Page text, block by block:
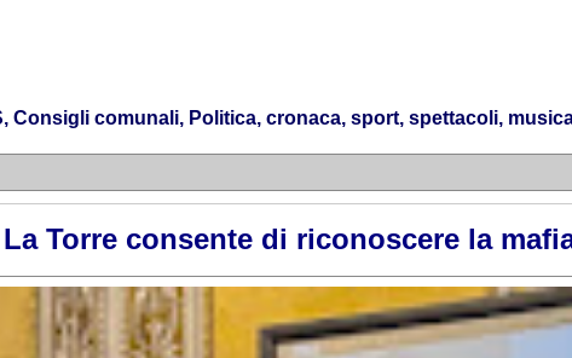
Consigli comunali, Politica, cronaca, sport, spettacoli,
Torre consente di riconoscere la